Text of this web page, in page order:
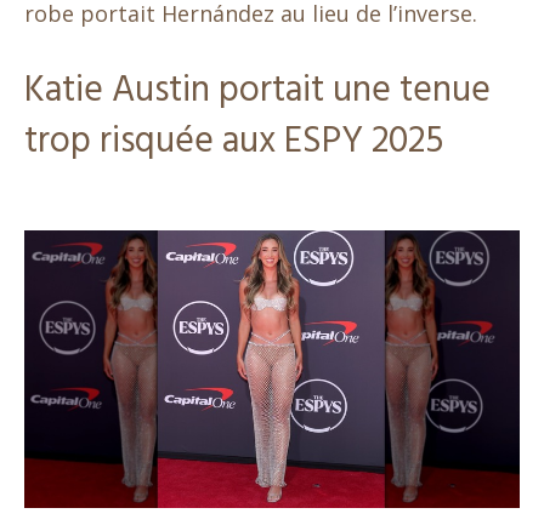
robe portait Hernández au lieu de l’inverse.
Katie Austin portait une tenue
trop risquée aux ESPY 2025